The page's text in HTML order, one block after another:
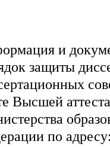
и
защиты
Высшей
по